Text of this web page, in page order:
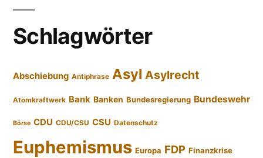
Schlagwörter
Abschiebung Antiphrase Asyl Asylrecht
Atomkraftwerk Bank Banken Bundesregierung Bundeswehr
Börse CDU CDU/CSU CSU Datenschutz
Euphemismus Europa FDP Finanzkrise